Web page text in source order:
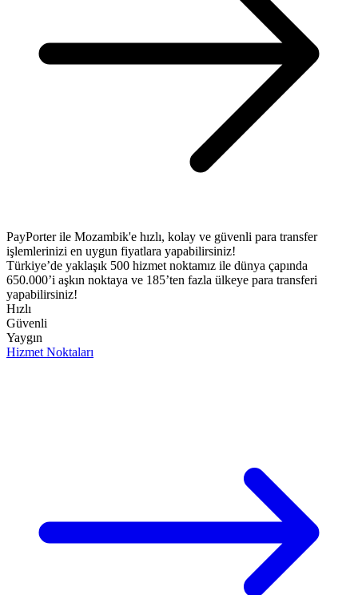
PayPorter ile Mozambik'e hızlı, kolay ve güvenli para transfer
işlemlerinizi en uygun fiyatlara yapabilirsiniz!​
Türkiye’de yaklaşık 500 hizmet noktamız ile dünya çapında
650.000’i aşkın noktaya ve 185’ten fazla ülkeye para transferi
yapabilirsiniz!
Hızlı
Güvenli
Yaygın
Hizmet Noktaları